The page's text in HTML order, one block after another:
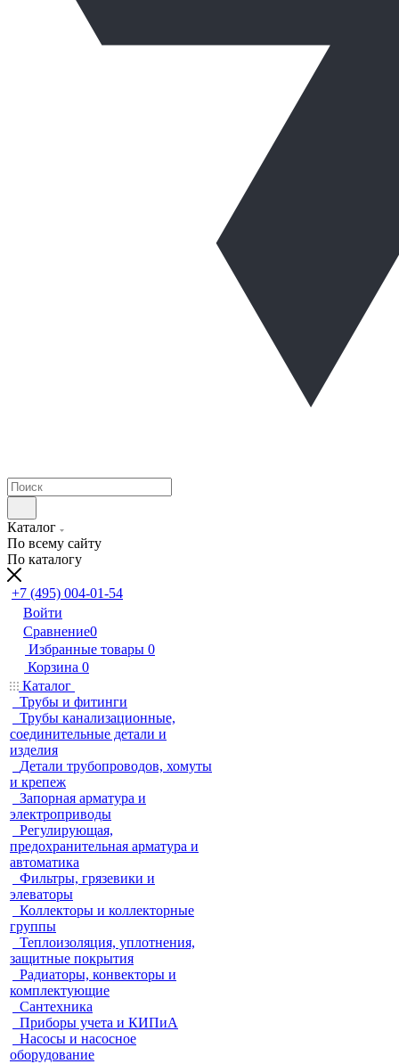
Каталог
По всему сайту
По каталогу
+7 (495) 004-01-54
Войти
Сравнение0
Избранные товары 0
Корзина 0
Каталог
Трубы и фитинги
Трубы канализационные,
соединительные детали и
изделия
Детали трубопроводов, хомуты
и крепеж
Запорная арматура и
электроприводы
Регулирующая,
предохранительная арматура и
автоматика
Фильтры, грязевики и
элеваторы
Коллекторы и коллекторные
группы
Теплоизоляция, уплотнения,
защитные покрытия
Радиаторы, конвекторы и
комплектующие
Сантехника
Приборы учета и КИПиА
Насосы и насосное
оборудование